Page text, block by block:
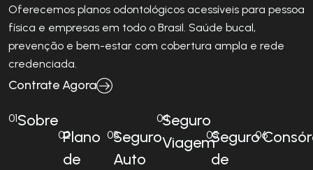
Oferecemos planos odontológicos acessíveis para pessoa
física e empresas em todo o Brasil. Saúde bucal,
prevenção e bem-estar com cobertura ampla e rede
credenciada.
Contrate Agora
01Sobre
02Plano
de
03Seguro
Auto
04Seguro
Viagem
05Seguro
de
06